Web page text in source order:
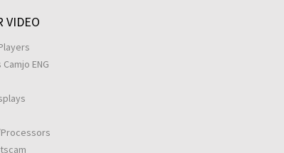
VIDEO
ENG